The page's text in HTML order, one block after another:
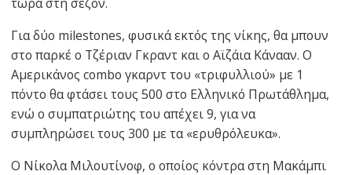
Για δύο milestones, φυσικά εκτός της νίκης, θα μπουν
στο παρκέ ο Τζέριαν Γκραντ και ο Αϊζάια Κάνααν. Ο
Αμερικάνος combo γκαρντ του «τριφυλλιού» με 1
πόντο θα φτάσει τους 500 στο Ελληνικό Πρωτάθλημα,
ενώ ο συμπατριώτης του απέχει 9, για να
συμπληρώσει τους 300 με τα «ερυθρόλευκα».
Ο Νίκολα Μιλουτίνοφ, ο οποίος κόντρα στη Μακάμπι